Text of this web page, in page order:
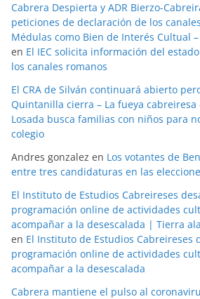
Cabrera Despierta y ADR Bierzo-
peticiones de declaración de los
Médulas como Bien de Interés Cultual
en El IEC solicita información del
los canales romanos
El CRA de Silván continuará abierto
Quintanilla cierra – La fueya cabreiresa
Losada busca familias con niños para
colegio
Andres gonzalez en Los votantes de
entre tres candidaturas en las
El Instituto de Estudios Cabreireses
programación online de actividades
acompañar a la desescalada | Tierra
en El Instituto de Estudios Cabreireses
programación online de actividades
acompañar a la desescalada
Cabrera mantiene el pulso al